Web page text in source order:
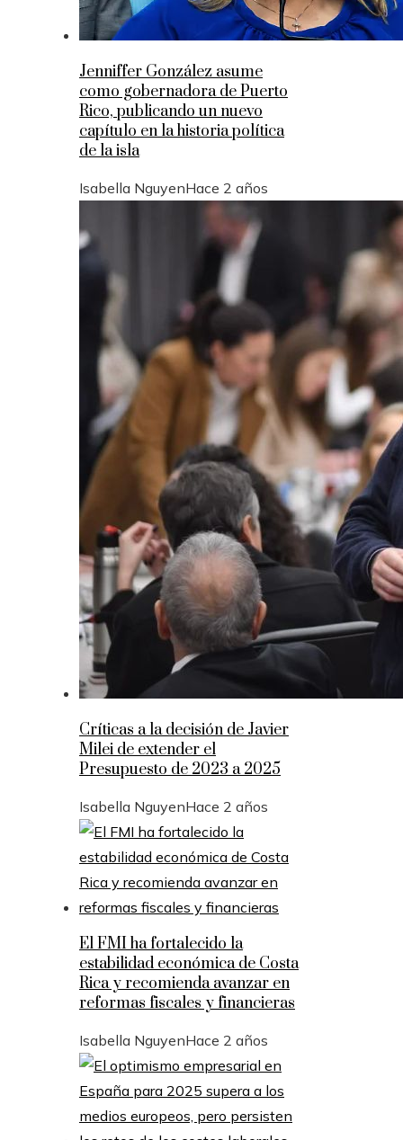
Jenniffer González asume
como gobernadora de Puerto
Rico, publicando un nuevo
capítulo en la historia política
de la isla
Isabella NguyenHace 2 años
Críticas a la decisión de Javier
Milei de extender el
Presupuesto de 2023 a 2025
Isabella NguyenHace 2 años
El FMI ha fortalecido la
estabilidad económica de Costa
Rica y recomienda avanzar en
reformas fiscales y financieras
Isabella NguyenHace 2 años